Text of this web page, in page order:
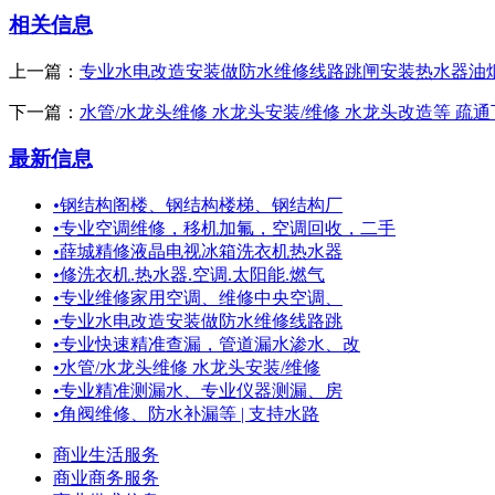
相关信息
上一篇： 专业水电改造安装做防水维修线路跳闸安装热水器油
下一篇： 水管/水龙头维修 水龙头安装/维修 水龙头改造等 疏通
最新信息
•钢结构阁楼、钢结构楼梯、钢结构厂
•专业空调维修，移机加氟，空调回收，二手
•薛城精修液晶电视冰箱洗衣机热水器
•修洗衣机.热水器.空调.太阳能.燃气
•专业维修家用空调、维修中央空调、
•专业水电改造安装做防水维修线路跳
•专业快速精准查漏，管道漏水渗水、改
•水管/水龙头维修 水龙头安装/维修
•专业精准测漏水、专业仪器测漏、房
•角阀维修、防水补漏等 | 支持水路
商业生活服务
商业商务服务